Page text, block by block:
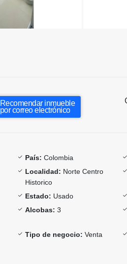
Recomendar inmueble
por correo electrónico
País: Colombia
Localidad: Norte Centro
Historico
Estado: Usado
Alcobas: 3
Tipo de negocio: Venta